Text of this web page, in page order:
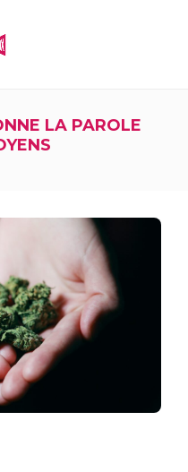
LA PAROLE